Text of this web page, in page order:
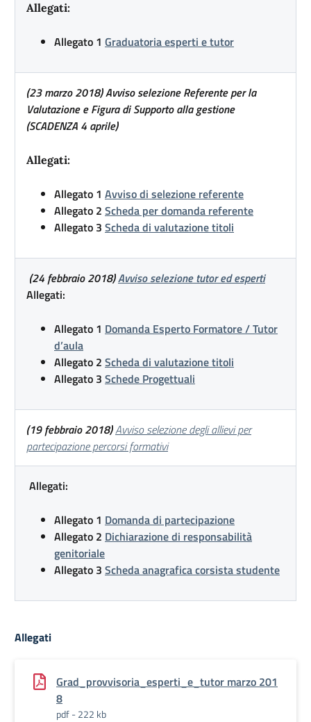
Allegati:
Allegato 1 Graduatoria esperti e tutor
(23 marzo 2018) Avviso selezione Referente per la
Valutazione e Figura di Supporto alla gestione
(SCADENZA 4 aprile)
Allegati:
Allegato 1 Avviso di selezione referente
Allegato 2 Scheda per domanda referente
Allegato 3 Scheda di valutazione titoli
(24 febbraio 2018)Avviso selezione tutor ed esperti
Allegati:
Allegato 1 Domanda Esperto Formatore / Tutor
d’aula
Allegato 2 Scheda di valutazione titoli
Allegato 3 Schede Progettuali
(19 febbraio 2018)Avviso selezione degli allievi per
partecipazione percorsi formativi
Allegati:
Allegato 1 Domanda di partecipazione
Allegato 2 Dichiarazione di responsabilità
genitoriale
Allegato 3 Scheda anagrafica corsista studente
Allegati
Grad_provvisoria_esperti_e_tutor marzo 201
8
pdf - 222 kb